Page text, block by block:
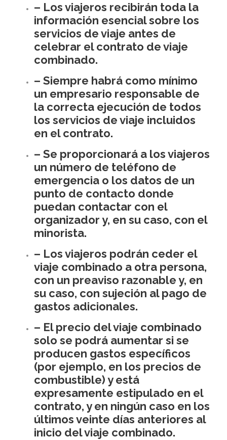
– Los viajeros recibirán toda la
información esencial sobre los
servicios de viaje antes de
celebrar el contrato de viaje
combinado.
– Siempre habrá como mínimo
un empresario responsable de
la correcta ejecución de todos
los servicios de viaje incluidos
en el contrato.
– Se proporcionará a los viajeros
un número de teléfono de
emergencia o los datos de un
punto de contacto donde
puedan contactar con el
organizador y, en su caso, con el
minorista.
– Los viajeros podrán ceder el
viaje combinado a otra persona,
con un preaviso razonable y, en
su caso, con sujeción al pago de
gastos adicionales.
– El precio del viaje combinado
solo se podrá aumentar si se
producen gastos específicos
(por ejemplo, en los precios de
combustible) y está
expresamente estipulado en el
contrato, y en ningún caso en los
últimos veinte días anteriores al
inicio del viaje combinado.